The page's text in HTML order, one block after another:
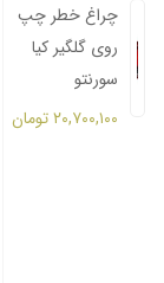
چراغ خطر چپ
روی گلگیر کیا
سورنتو
۲۰,۷۰۰,۱۰۰تومان